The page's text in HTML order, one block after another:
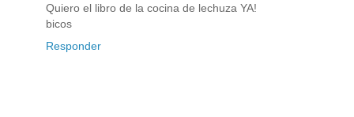
Quiero el libro de la cocina de lechuza YA!
bicos
Responder